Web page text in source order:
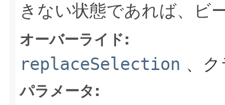
きない状態であれば、ビ
オーバーライド:
replaceSelection 、
パラメータ: